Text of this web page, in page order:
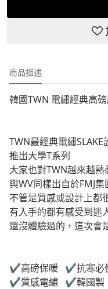
商品描述
韓國TWN 電繡經典高
TWN最經典電繡SLAKE
推出大學T系列
大家也對TWN越來越熟
與WV同樣出自於FMJ
不管是質感或設計上都
有入手的都有感受到迷
還沒體驗過的，這次會
✔️高磅保暖 ✔️抗寒必
✔️質感電繡 ✔️韓國製